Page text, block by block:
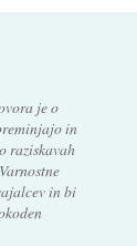
je o
in
raziskavah
in bi